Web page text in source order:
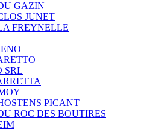
GAZIN
JUNET
FREYNELLE
SRL
PICANT
ROC DES BOUTIRES